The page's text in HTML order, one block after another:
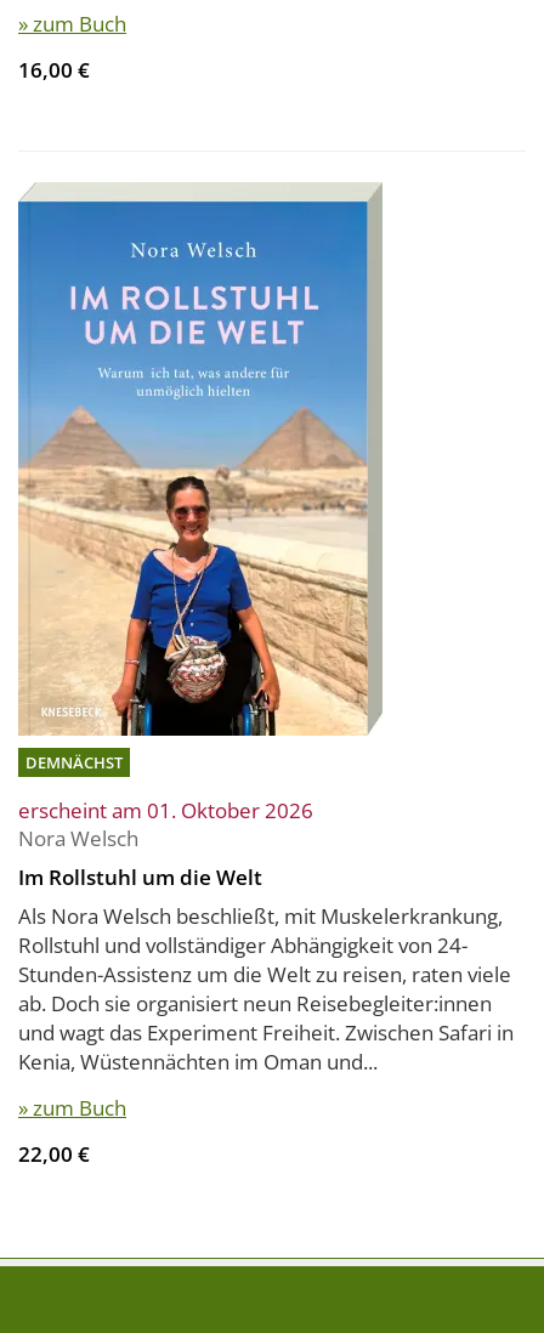
» zum Buch
16,00 €
DEMNÄCHST
erscheint am 01. Oktober 2026
Nora Welsch
Im Rollstuhl um die Welt
Als Nora Welsch beschließt, mit Muskelerkrankung,
Rollstuhl und vollständiger Abhängigkeit von 24-
Stunden-Assistenz um die Welt zu reisen, raten viele
ab. Doch sie organisiert neun Reisebegleiter:innen
und wagt das Experiment Freiheit. Zwischen Safari in
Kenia, Wüstennächten im Oman und...
» zum Buch
22,00 €